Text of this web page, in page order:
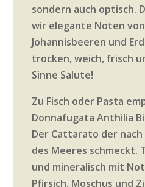
sondern auch optisch.
wir elegante Noten
Johannisbeeren und
trocken, weich, frisch
Sinne Salute!
Zu Fisch oder Pasta
Donnafugata Anthìlia
Der Cattarato der nach
des Meeres
und mineralisch mit
Pfirsich, Moschus und